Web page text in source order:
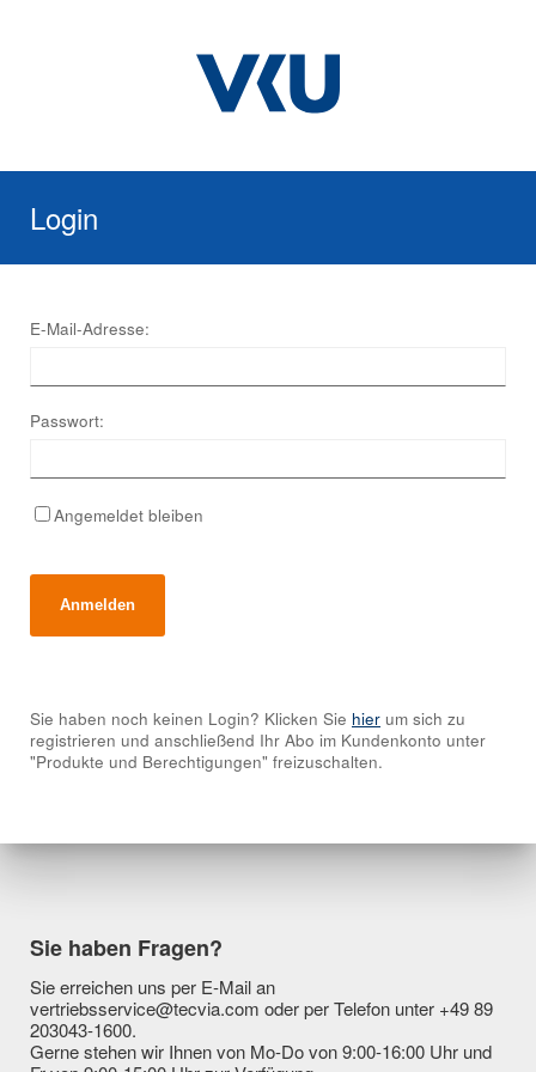
Login
E-Mail-Adresse:
Passwort:
Angemeldet bleiben
Sie haben noch keinen Login? Klicken Sie hier um sich zu
registrieren und anschließend Ihr Abo im Kundenkonto unter
"Produkte und Berechtigungen" freizuschalten.
Sie haben Fragen?
Sie erreichen uns per E-Mail an
vertriebsservice@tecvia.com oder per Telefon unter +49 89
203043-1600.
Gerne stehen wir Ihnen von Mo-Do von 9:00-16:00 Uhr und